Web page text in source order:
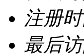
注册
最后